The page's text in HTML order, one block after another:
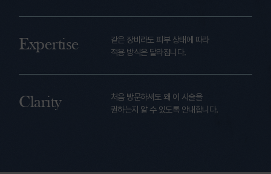
Expertise
같은 장비라도 피부 상태에 따라
적용 방식은 달라집니다.
Clarity
처음 방문하셔도 왜 이 시술을
권하는지 알 수 있도록 안내합니다.